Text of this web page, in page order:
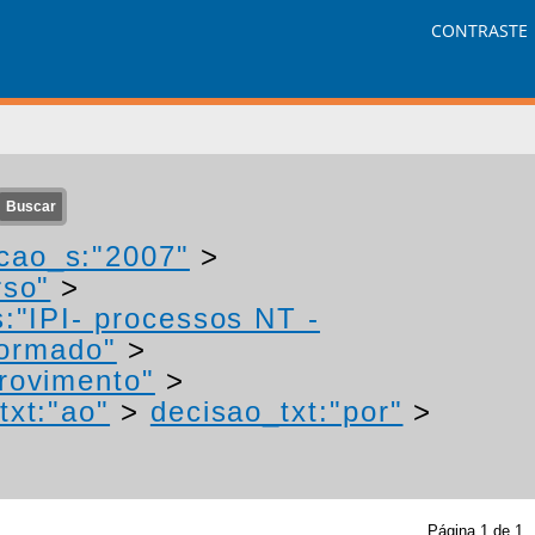
CONTRASTE
>
>
processos NT -
>
>
> decisao_txt:"por" >
Página 1 de 1